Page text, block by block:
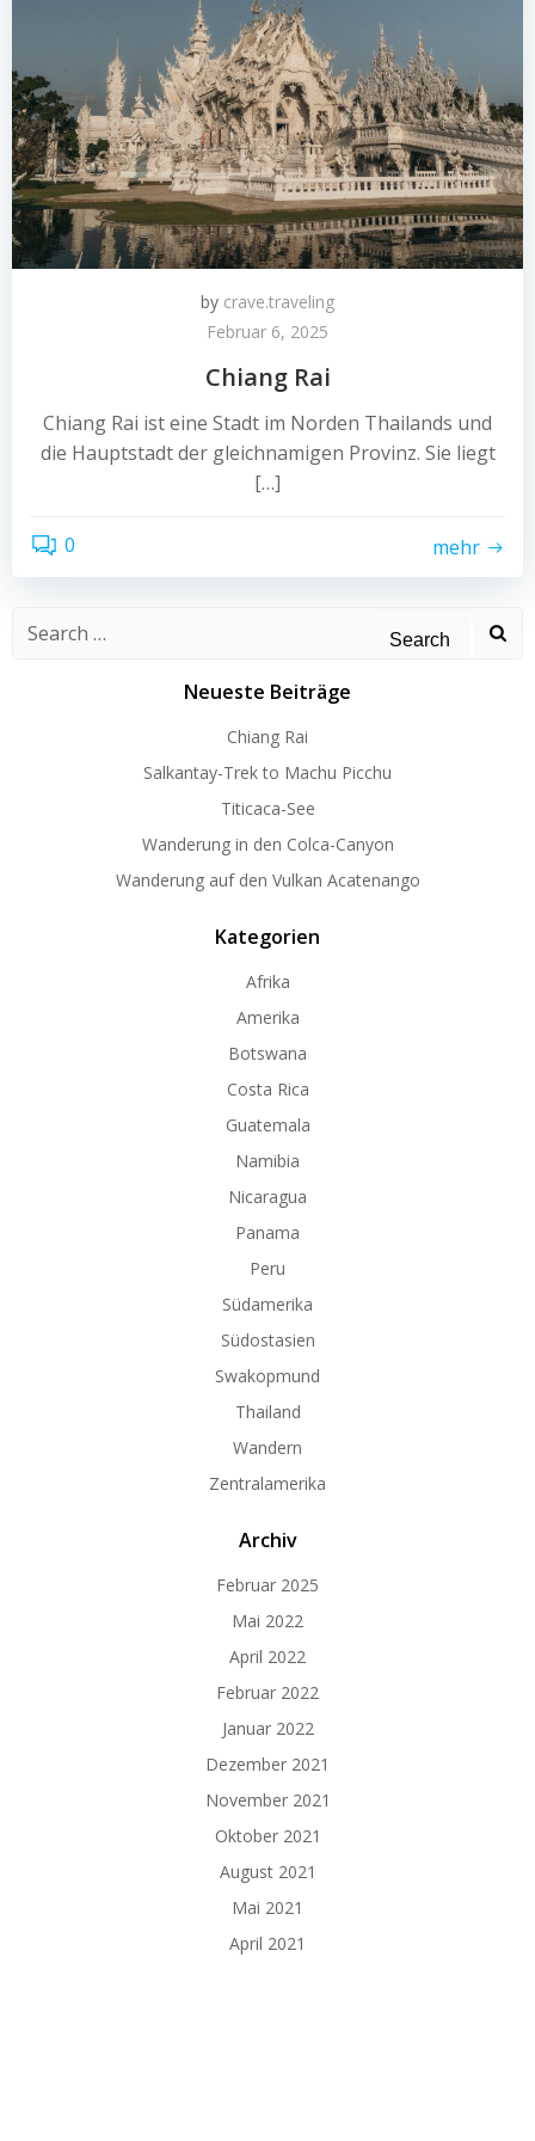
by crave.traveling
Februar 6, 2025
Chiang Rai
Chiang Rai ist eine Stadt im Norden Thailands und
die Hauptstadt der gleichnamigen Provinz. Sie liegt
[…]
0 mehr
Search
Neueste Beiträge
Chiang Rai
Salkantay-Trek to Machu Picchu
Titicaca-See
Wanderung in den Colca-Canyon
Wanderung auf den Vulkan Acatenango
Kategorien
Afrika
Amerika
Botswana
Costa Rica
Guatemala
Namibia
Nicaragua
Panama
Peru
Südamerika
Südostasien
Swakopmund
Thailand
Wandern
Zentralamerika
Archiv
Februar 2025
Mai 2022
April 2022
Februar 2022
Januar 2022
Dezember 2021
November 2021
Oktober 2021
August 2021
Mai 2021
April 2021